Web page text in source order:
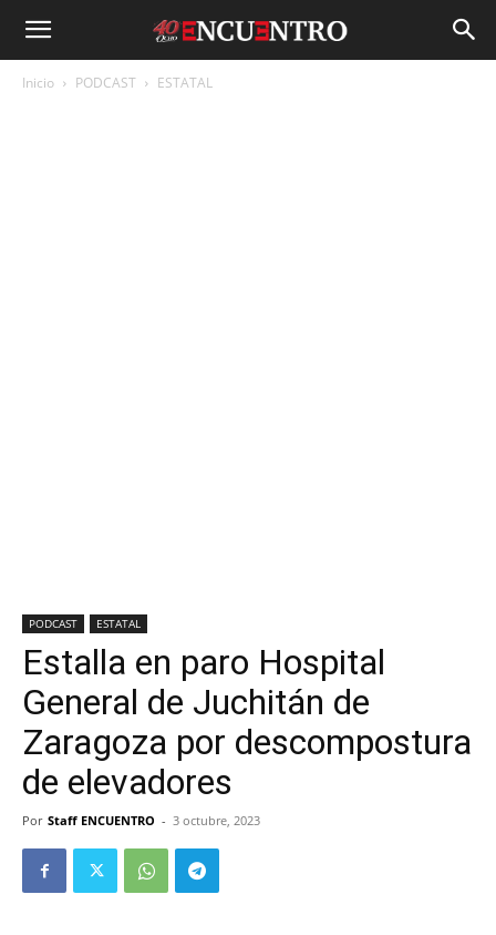
Inicio PODCAST ESTATAL
PODCAST ESTATAL
Estalla en paro Hospital
General de Juchitán de
Zaragoza por descompostura
de elevadores
Por Staff ENCUENTRO - 3 octubre, 2023